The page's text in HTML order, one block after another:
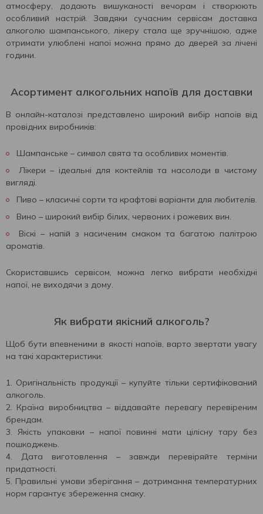
атмосферу, додають вишуканості вечорам і створюють
особливий настрій. Завдяки сучасним сервісам доставка
алкоголю шампанського, лікеру стала ще зручнішою, адже
отримати улюблені напої можна прямо до дверей за лічені
години.
Асортимент алкогольних напоїв для доставки
В онлайн-каталозі представлено широкий вибір напоїв від
провідних виробників:
Шампанське – символ свята та особливих моментів.
Лікери – ідеальні для коктейлів та насолоди в чистому
вигляді.
Пиво – класичні сорти та крафтові варіанти для любителів.
Вино – широкий вибір білих, червоних і рожевих вин.
Віскі – напій з насиченим смаком та багатою палітрою
ароматів.
Скориставшись сервісом, можна легко вибрати необхідні
напої, не виходячи з дому.
Як вибрати якісний алкоголь?
Щоб бути впевненими в якості напоїв, варто звертати увагу
на такі характеристики:
Оригінальність продукції – купуйте тільки сертифікований
алкоголь.
Країна виробництва – віддавайте перевагу перевіреним
брендам.
Якість упаковки – напої повинні мати цілісну тару без
пошкоджень.
Дата виготовлення – завжди перевіряйте терміни
придатності.
Правильні умови зберігання – дотримання температурних
норм гарантує збереження смаку.